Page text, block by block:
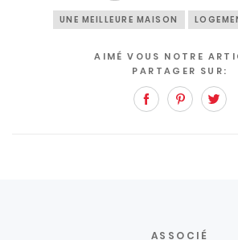
UNE MEILLEURE MAISON
AIMÉ VOUS NOTRE
PARTAGER SUR:
Facebook
ASSOCIÉ